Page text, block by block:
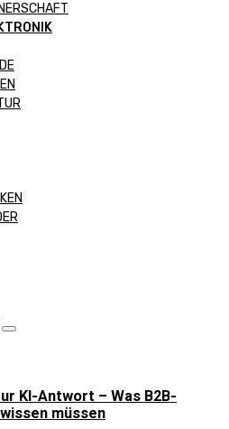
KI-Antwort – Was B2B-
müssen